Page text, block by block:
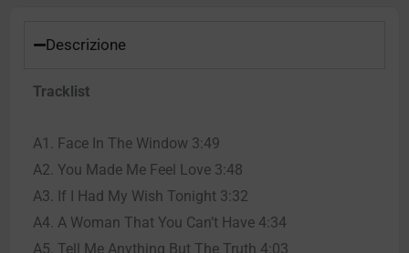
Descrizione
Tracklist
A1. Face In The Window 3:49
A2. You Made Me Feel Love 3:48
A3. If I Had My Wish Tonight 3:32
A4. A Woman That You Can’t Have 4:34
A5. Tell Me Anything But The Truth 4:03